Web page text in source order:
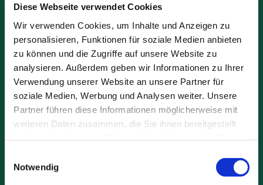
Diese Webseite verwendet Cookies
Wir verwenden Cookies, um Inhalte und Anzeigen zu
personalisieren, Funktionen für soziale Medien anbieten
zu können und die Zugriffe auf unsere Website zu
analysieren. Außerdem geben wir Informationen zu Ihrer
Verwendung unserer Website an unsere Partner für
soziale Medien, Werbung und Analysen weiter. Unsere
Partner führen diese Informationen möglicherweise mit
weiteren Daten zusammen, die Sie ihnen bereitgestellt
Notwendig
Freitag
08:00 Uhr - 15:30 Uhr
Telefon: +49 (2630) 94 41-0
Telefax: +49 (2630) 94 41-10
E-Mail: kts@kts-kg.de
Ansprechpartner: